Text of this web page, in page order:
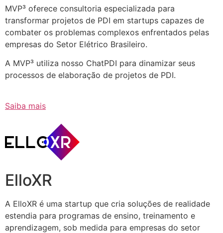
MVP³ oferece consultoria especializada para
transformar projetos de PDI em startups capazes de
combater os problemas complexos enfrentados pelas
empresas do Setor Elétrico Brasileiro.
A MVP³ utiliza nosso ChatPDI para dinamizar seus
processos de elaboração de projetos de PDI.
Saiba mais
ElloXR
A ElloXR é uma startup que cria soluções de realidade
estendia para programas de ensino, treinamento e
aprendizagem, sob medida para empresas do setor